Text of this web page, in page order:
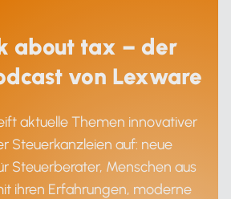
about tax – der
von Lexware
aktuelle Themen innovativer
Steuerkanzleien auf: neue
Steuerberater, Menschen aus
ihren Erfahrungen, moderne